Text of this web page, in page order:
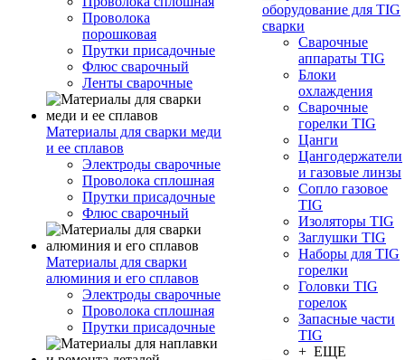
Проволока
порошковая
Прутки присадочные
Флюс сварочный
Ленты сварочные
Материалы для сварки меди
и ее сплавов
Электроды сварочные
Проволока сплошная
Прутки присадочные
Флюс сварочный
Материалы для сварки
алюминия и его сплавов
Электроды сварочные
Проволока сплошная
Прутки присадочные
оборудование для TIG
сварки
Сварочные
аппараты TIG
Блоки
охлаждения
Сварочные
горелки TIG
Цанги
Цангодержатели
и газовые линзы
Сопло газовое
TIG
Изоляторы TIG
Заглушки TIG
Наборы для TIG
горелки
Головки TIG
горелок
Запасные части
TIG
+ ЕЩЕ